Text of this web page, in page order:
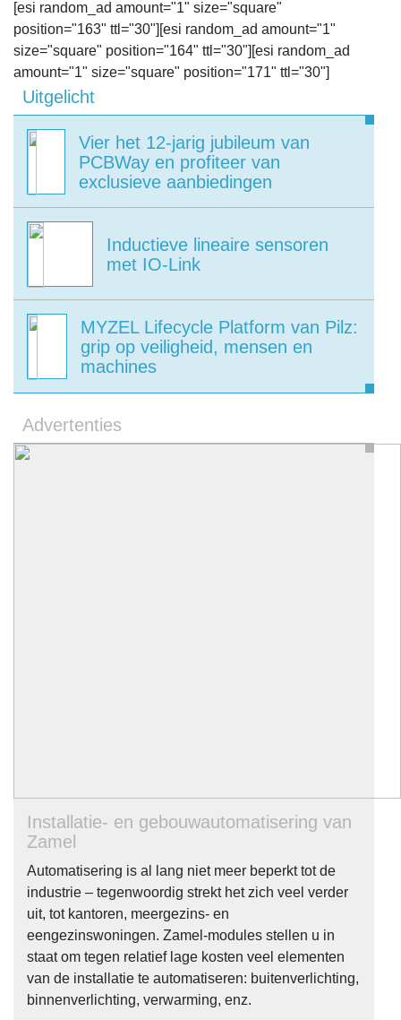
[esi random_ad amount="1" size="square"
position="163" ttl="30"][esi random_ad amount="1"
size="square" position="164" ttl="30"][esi random_ad
amount="1" size="square" position="171" ttl="30"]
Uitgelicht
Vier het 12-jarig jubileum van
PCBWay en profiteer van
exclusieve aanbiedingen
Inductieve lineaire sensoren
met IO-Link
MYZEL Lifecycle Platform van Pilz:
grip op veiligheid, mensen en
machines
Advertenties
Installatie- en gebouwautomatisering van
Zamel
Automatisering is al lang niet meer beperkt tot de
industrie – tegenwoordig strekt het zich veel verder
uit, tot kantoren, meergezins- en
eengezinswoningen. Zamel-modules stellen u in
staat om tegen relatief lage kosten veel elementen
van de installatie te automatiseren: buitenverlichting,
binnenverlichting, verwarming, enz.